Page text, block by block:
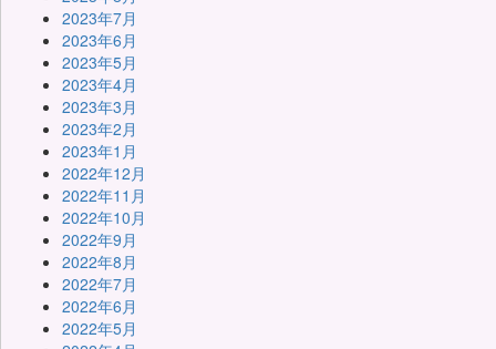
2023年7月
2023年6月
2023年5月
2023年4月
2023年3月
2023年2月
2023年1月
2022年12月
2022年11月
2022年10月
2022年9月
2022年8月
2022年7月
2022年6月
2022年5月